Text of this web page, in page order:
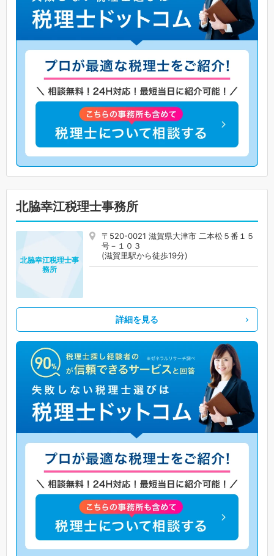
北脇幸江税理士事務所
〒520-0021 滋賀県大津市 二本松５番１５
号－１０３
(滋賀里駅から徒歩19分)
北脇幸江税理士事
務所
詳細を見る